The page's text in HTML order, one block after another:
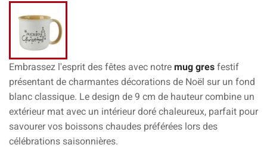
Embrassez l'esprit des fêtes avec notre mug gres festif
présentant de charmantes décorations de Noël sur un fond
blanc classique. Le design de 9 cm de hauteurcombine un
extérieur mat avec un intérieur doré chaleureux, parfait pour
savourer vos boissons chaudes préférées lors des
célébrations saisonnières.